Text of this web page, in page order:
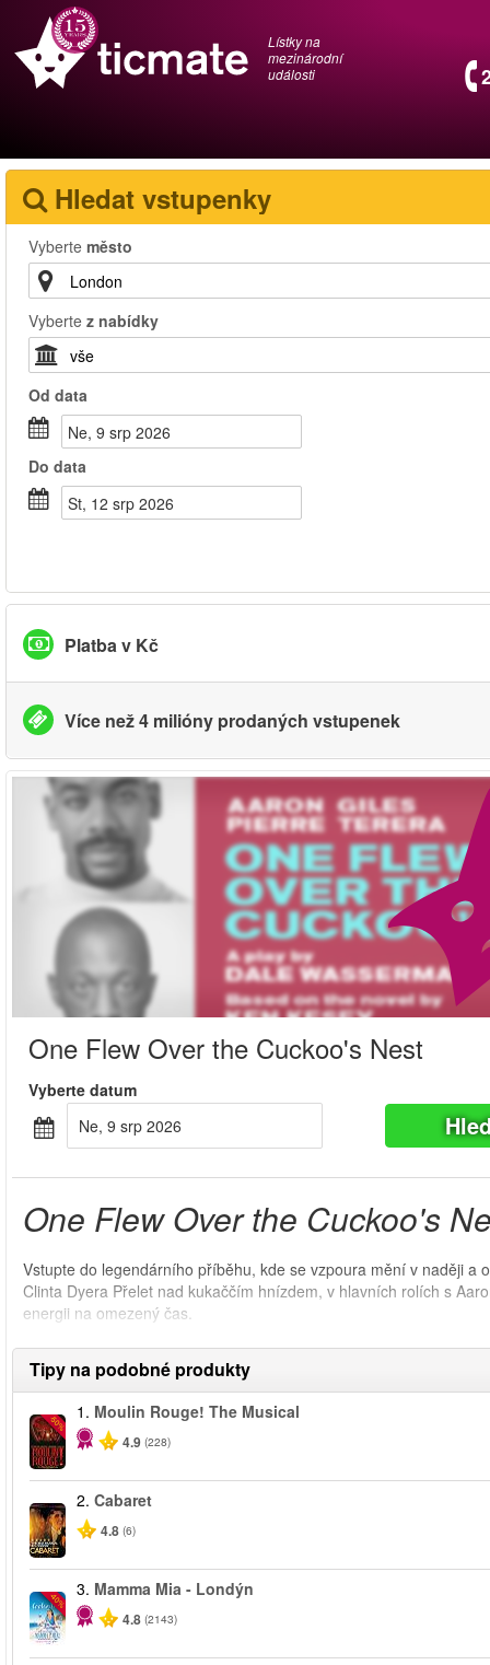
Lístky na
mezinárodní
události
Hledat vstupenky
Vyberte město
Vyberte z nabídky
Od data
Ne, 9 srp 2026
Do data
St, 12 srp 2026
Platba v Kč
Více než 4 milióny prodaných vstupenek
One Flew Over the Cuckoo's Nest
Vyberte datum
Ne, 9 srp 2026
One Flew Over the Cuckoo's
Vstupte do legendárního příběhu, kde se vzpoura mění v naději a
Clinta Dyera Přelet nad kukaččím hnízdem, v hlavních rolích s
energii na omezený čas.
Tipy na podobné produkty
-50%
1. Moulin Rouge! The Musical
4.9 (228)
2. Cabaret
4.8 (6)
-40%
3. Mamma Mia - Londýn
4.8 (2143)